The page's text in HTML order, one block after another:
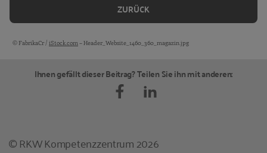
ZURÜCK
Bildquellen und Copyright-Hinweise
© FabrikaCr / iStock.com – Header_Website_1460_360_magazin.jpg
Ihnen gefällt dieser Beitrag? Teilen Sie ihn mit anderen:
© RKW Kompetenzzentrum 2026